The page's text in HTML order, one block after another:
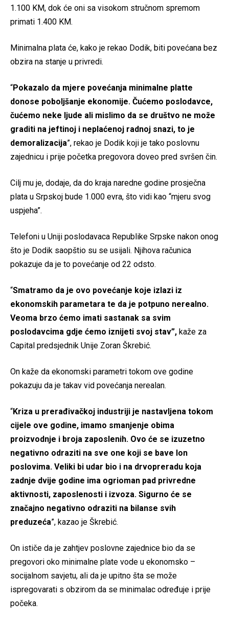
1.100 KM, dok će oni sa visokom stručnom spremom
primati 1.400 KM.
Minimalna plata će, kako je rekao Dodik, biti povećana bez
obzira na stanje u privredi.
“Pokazalo da mjere povećanja minimalne platte
donose poboljšanje ekonomije. Čućemo poslodavce,
čućemo neke ljude ali mislimo da se društvo ne može
graditi na jeftinoj i neplaćenoj radnoj snazi, to je
demoralizacija”, rekao je Dodik koji je tako poslovnu
zajednicu i prije početka pregovora doveo pred svršen čin.
Cilj mu je, dodaje, da do kraja naredne godine prosječna
plata u Srpskoj bude 1.000 evra, što vidi kao “mjeru svog
uspjeha”.
Telefoni u Uniji poslodavaca Republike Srpske nakon onog
što je Dodik saopštio su se usijali. Njihova računica
pokazuje da je to povećanje od 22 odsto.
“Smatramo da je ovo povećanje koje izlazi iz
ekonomskih parametara te da je potpuno nerealno.
Veoma brzo ćemo imati sastanak sa svim
poslodavcima gdje ćemo iznijeti svoj stav”, kaže za
Capital predsjednik Unije Zoran Škrebić.
On kaže da ekonomski parametri tokom ove godine
pokazuju da je takav vid povećanja nerealan.
“Kriza u prerađivačkoj industriji je nastavljena tokom
cijele ove godine, imamo smanjenje obima
proizvodnje i broja zaposlenih. Ovo će se izuzetno
negativno odraziti na sve one koji se bave lon
poslovima. Veliki bi udar bio i na drvopreradu koja
zadnje dvije godine ima ogrioman pad privredne
aktivnosti, zaposlenosti i izvoza. Sigurno će se
značajno negativno odraziti na bilanse svih
preduzeća”, kazao je Škrebić.
On ističe da je zahtjev poslovne zajednice bio da se
pregovori oko minimalne plate vode u ekonomsko –
socijalnom savjetu, ali da je upitno šta se može
ispregovarati s obzirom da se minimalac određuje i prije
počeka.